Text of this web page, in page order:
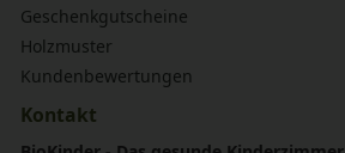
Geschenkgutscheine
Holzmuster
Kundenbewertungen
Kontakt